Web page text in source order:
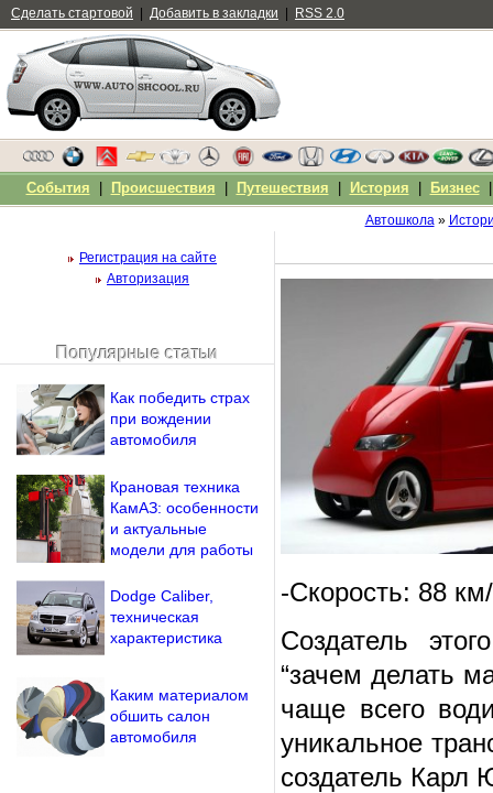
Автошкола»
-Скорость: 88
Создатель
“зачем делать
чаще всего
уникальное
создатель
Регистрация на сайте
Авторизация
Напомнить пароль?
Популярные статьи
Как победить страх
при вождении
автомобиля
Крановая техника
КамАЗ: особенности
и актуальные
модели для работы
Dodge Caliber,
техническая
характеристика
Каким материалом
обшить салон
автомобиля
Сделать стартовой Добавить в закладки RSS 2.0
События Происшествия Путешествия История Бизнес